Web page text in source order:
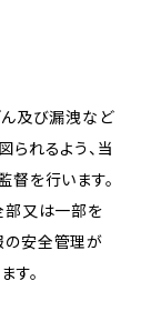
ん及び漏洩など
られるよう、当
督を行います。
部又は一部を
の安全管理が
す。